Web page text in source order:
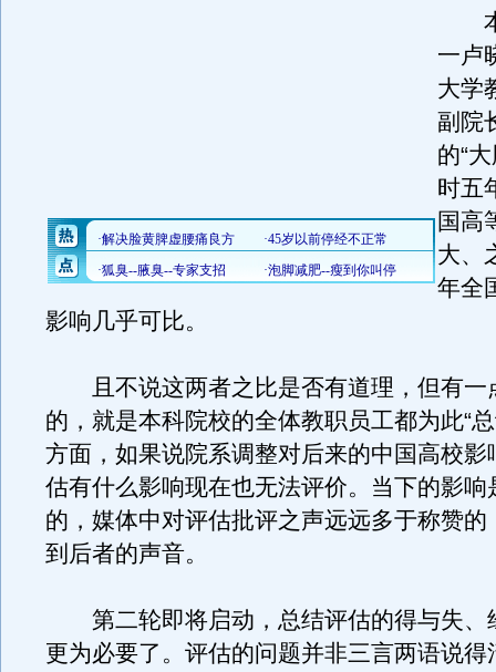
本
一卢
大学
副院
的“
时五
国高
大、
年全
影响几乎可比。
且不说这两者之比是否有道理，但有一
的，就是本科院校的全体教职员工都为此“
方面，如果说院系调整对后来的中国高校影
估有什么影响现在也无法评价。当下的影响
的，媒体中对评估批评之声远远多于称赞的
到后者的声音。
第二轮即将启动，总结评估的得与失、
更为必要了。评估的问题并非三言两语说得